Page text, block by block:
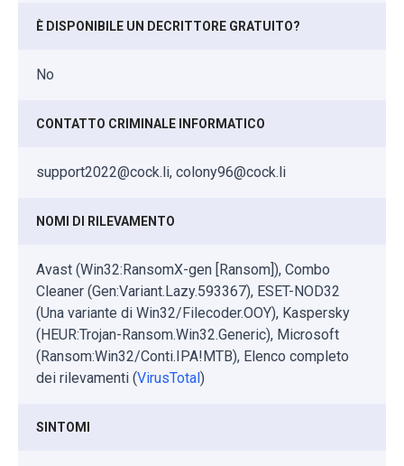
È DISPONIBILE UN DECRITTORE GRATUITO?
No
CONTATTO CRIMINALE INFORMATICO
support2022@cock.li, colony96@cock.li
NOMI DI RILEVAMENTO
Avast (Win32:RansomX-gen [Ransom]), Combo
Cleaner (Gen:Variant.Lazy.593367), ESET-NOD32
(Una variante di Win32/Filecoder.OOY), Kaspersky
(HEUR:Trojan-Ransom.Win32.Generic), Microsoft
(Ransom:Win32/Conti.IPA!MTB), Elenco completo
dei rilevamenti (VirusTotal)
SINTOMI